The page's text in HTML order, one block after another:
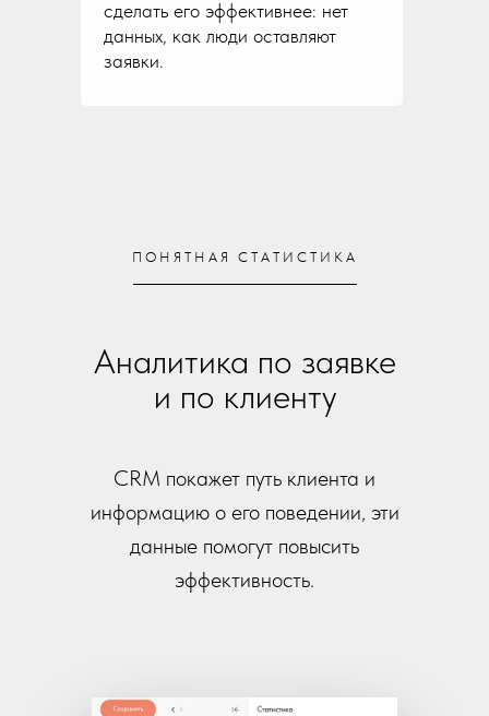
Аналитика по заявке
и по клиенту
ПОНЯТНАЯ СТАТИСТИКА
CRM покажет путь клиента и
информацию о его поведении, эти
данные помогут повысить
эффективность.
сделать его эффективнее: нет
данных, как люди оставляют
заявки.